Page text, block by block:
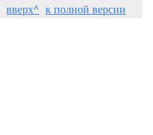
вверх^ к полной версии